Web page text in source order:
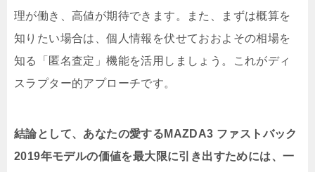
理が働き、高値が期待できます。また、まずは概算を
知りたい場合は、個人情報を伏せておおよその相場を
知る「匿名査定」機能を活用しましょう。これがディ
スラプター的アプローチです。
結論として、あなたの愛するMAZDA3 ファストバック
2019年モデルの価値を最大限に引き出すためには、一